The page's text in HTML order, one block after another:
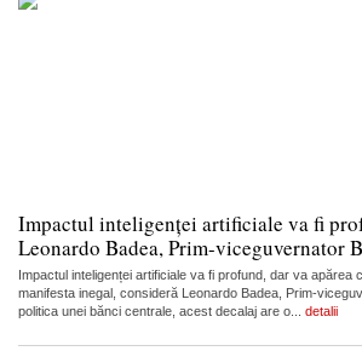
Impactul inteligenței artificiale va fi
Leonardo Badea, Prim-viceguvernator
Impactul inteligenței artificiale va fi profund, dar va apărea
manifesta inegal, consideră Leonardo Badea, Prim-
politica unei bănci centrale, acest decalaj are o... detalii